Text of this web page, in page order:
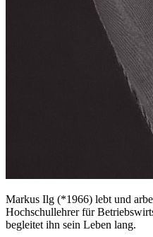
Markus Ilg (*1966) lebt und
Hochschullehrer für
begleitet ihn sein Leben lang.